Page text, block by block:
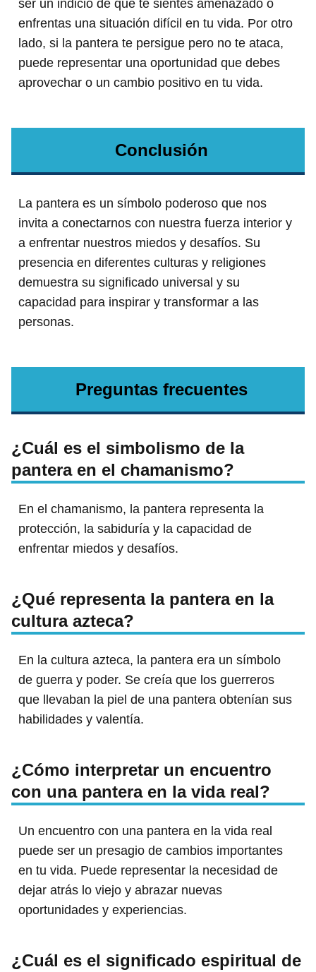
ser un indicio de que te sientes amenazado o
enfrentas una situación difícil en tu vida. Por otro
lado, si la pantera te persigue pero no te ataca,
puede representar una oportunidad que debes
aprovechar o un cambio positivo en tu vida.
Conclusión
La pantera es un símbolo poderoso que nos
invita a conectarnos con nuestra fuerza interior y
a enfrentar nuestros miedos y desafíos. Su
presencia en diferentes culturas y religiones
demuestra su significado universal y su
capacidad para inspirar y transformar a las
personas.
Preguntas frecuentes
¿Cuál es el simbolismo de la
pantera en el chamanismo?
En el chamanismo, la pantera representa la
protección, la sabiduría y la capacidad de
enfrentar miedos y desafíos.
¿Qué representa la pantera en la
cultura azteca?
En la cultura azteca, la pantera era un símbolo
de guerra y poder. Se creía que los guerreros
que llevaban la piel de una pantera obtenían sus
habilidades y valentía.
¿Cómo interpretar un encuentro
con una pantera en la vida real?
Un encuentro con una pantera en la vida real
puede ser un presagio de cambios importantes
en tu vida. Puede representar la necesidad de
dejar atrás lo viejo y abrazar nuevas
oportunidades y experiencias.
¿Cuál es el significado espiritual de